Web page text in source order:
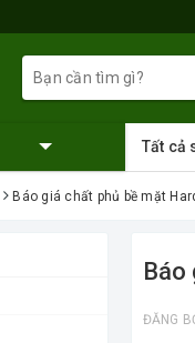
Tất cả
Báo giá chất phủ bề mặt
Báo
ĐĂNG